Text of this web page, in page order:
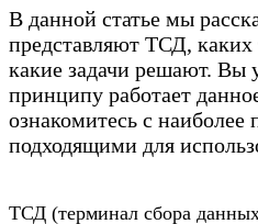
В данной статье мы
представляют ТСД,
какие задачи решают. Вы
принципу работает
ознакомитесь с
подходящими для
ТСД (терминал сбора